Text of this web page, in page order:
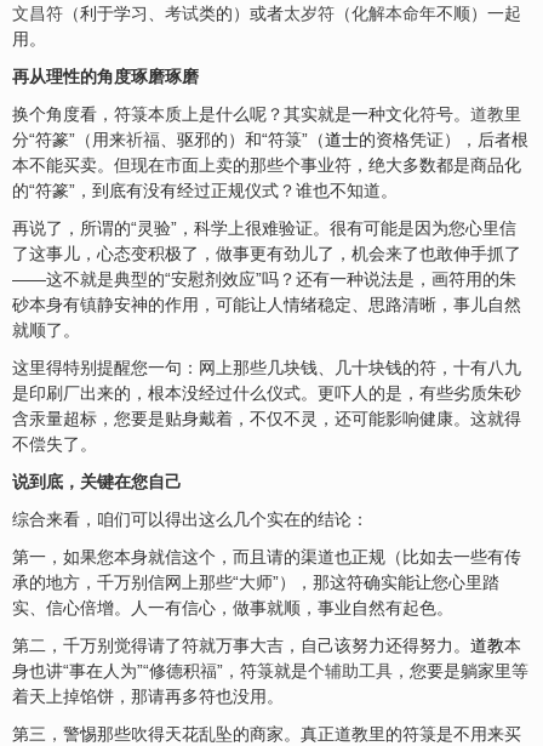
文昌符 （利于学习、 考试类的）或者太岁符 （化解本命年不顺）一起
用。
再从理性的角度琢磨琢磨
换个角度看，符箓本质上是什么呢？其实就是一种文化符号。 道教里
分“符篆”（用来祈福、驱邪的）和“符箓”（道士的资格凭证），后者根
本不能买卖。但现在市面上卖的那些个事业符，绝大多数都是商品化
的“符篆”，到底有没有经过正规仪式？谁也不知道。
再说了，所谓的“灵验”，科学上很难验证。很有可能是因为您心里信
了这事儿，心态变积极了，做事更有劲儿了，机会来了也敢伸手抓了
——这不就是典型的“安慰剂效应”吗？还有一种说法是，画符用的朱
砂本身有镇静安神的作用，可能让人情绪稳定、思路清晰，事儿自然
就顺了。
这里得特别提醒您一句：网上那些几块钱、几十块钱的符，十有八九
是印刷厂出来的，根本没经过什么仪式。更吓人的是，有些劣质朱砂
含汞量超标，您要是贴身戴着，不仅不灵，还可能影响健康。这就得
不偿失了。
说到底，关键在您自己
综合来看，咱们可以得出这么几个实在的结论：
第一，如果您本身就信这个，而且请的渠道也正规（比如去一些有传
承的地方，千万别信网上那些“大师”），那这符确实能让您心里踏
实、信心倍增。人一有信心，做事就顺，事业自然有起色。
第二，千万别觉得请了符就万事大吉，自己该努力还得努力。 道教本
身也讲“事在人为”“修德积福”，符箓就是个辅助工具 ，您要是躺家里等
着天上掉馅饼，那请再多符也没用。
第三，警惕那些吹得天花乱坠的商家。真正道教里的符箓是不用来买